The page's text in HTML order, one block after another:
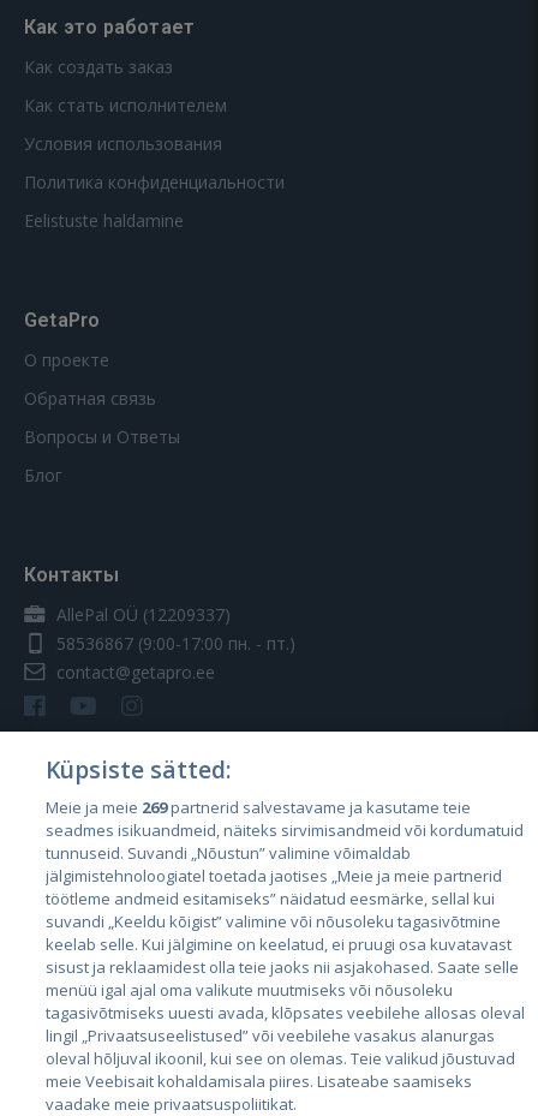
Как это работает
Как создать заказ
Как стать исполнителем
Условия использования
Политика конфиденциальности
Eelistuste haldamine
GetaPro
О проекте
Обратная связь
Вопросы и Ответы
Блог
Контакты
AllePal OÜ (12209337)
58536867 (9:00-17:00 пн. - пт.)
contact@getapro.ee
Страны
Эстония
Латвия
Литва
Küpsiste sätted:
Meie ja meie 269partnerid salvestavame ja kasutame teie
seadmes isikuandmeid, näiteks sirvimisandmeid või kordumatuid
tunnuseid. Suvandi „Nõustun” valimine võimaldab
jälgimistehnoloogiatel toetada jaotises „Meie ja meie partnerid
töötleme andmeid esitamiseks” näidatud eesmärke, sellal kui
suvandi „Keeldu kõigist” valimine või nõusoleku tagasivõtmine
keelab selle. Kui jälgimine on keelatud, ei pruugi osa kuvatavast
sisust ja reklaamidest olla teie jaoks nii asjakohased. Saate selle
menüü igal ajal oma valikute muutmiseks või nõusoleku
tagasivõtmiseks uuesti avada, klõpsates veebilehe allosas oleval
lingil „Privaatsuseelistused” või veebilehe vasakus alanurgas
oleval hõljuval ikoonil, kui see on olemas. Teie valikud jõustuvad
meie Veebisait kohaldamisala piires. Lisateabe saamiseks
vaadake meie privaatsuspoliitikat.